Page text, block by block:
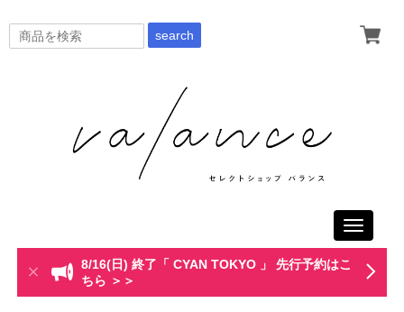
search
Toggle
8/16(日) 終了「 CYAN TOKYO 」 先行予約はこ
ちら ＞＞